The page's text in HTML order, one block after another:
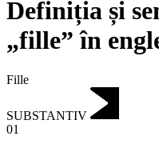
Definiția și
„fille” în
Fille
SUBSTANTIV
01